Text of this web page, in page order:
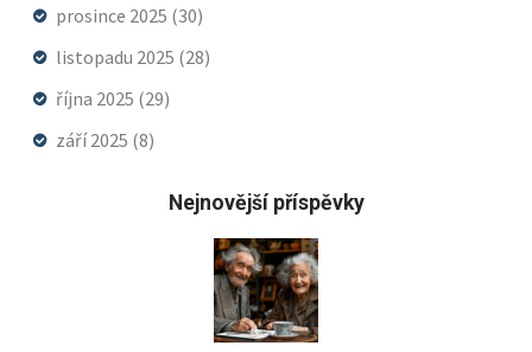
prosince 2025 (30)
listopadu 2025 (28)
října 2025 (29)
září 2025 (8)
Nejnovější příspěvky